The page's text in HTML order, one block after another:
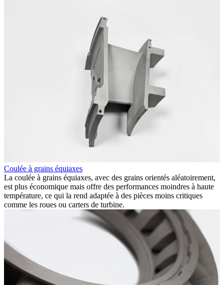
Coulée à grains équiaxes
La coulée à grains équiaxes, avec des grains orientés aléatoirement,
est plus économique mais offre des performances moindres à haute
température, ce qui la rend adaptée à des pièces moins critiques
comme les roues ou carters de turbine.